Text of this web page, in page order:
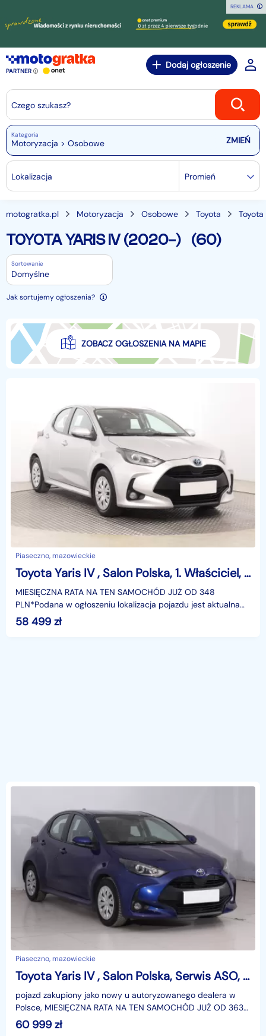
REKLAMA
PARTNER
Dodaj ogłoszenie
Czego szukasz?
Kategoria
Motoryzacja > Osobowe
Lokalizacja Promień
motogratka.pl Motoryzacja Osobowe Toyota Toyota
TOYOTA YARIS IV (2020-) (60)
Sortowanie
Domyślne
Jak sortujemy ogłoszenia?
ZOBACZ OGŁOSZENIA NA MAPIE
Piaseczno, mazowieckie
Toyota Yaris IV , Salon Polska, 1. Właściciel, Automat, VAT 23%, Klimatronic
MIESIĘCZNA RATA NA TEN SAMOCHÓD JUŻ OD 348
PLN*Podana w ogłoszeniu lokalizacja pojazdu jest aktualna
na dzień wystawienia ogłoszenia. Przed przyjazdem do
salonu
58 499 zł
Piaseczno, mazowieckie
Toyota Yaris IV , Salon Polska, Serwis ASO, Klima, Tempomat
pojazd zakupiony jako nowy u autoryzowanego dealera w
Polsce, MIESIĘCZNA RATA NA TEN SAMOCHÓD JUŻ OD 363
PLN*Podana w ogłoszeniu lokalizacja pojazdu jest aktua
60 999 zł